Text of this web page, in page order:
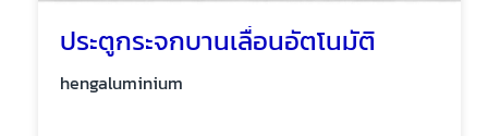
ประตูกระจกบานเลื่อนอัตโนมัติ
hengaluminium